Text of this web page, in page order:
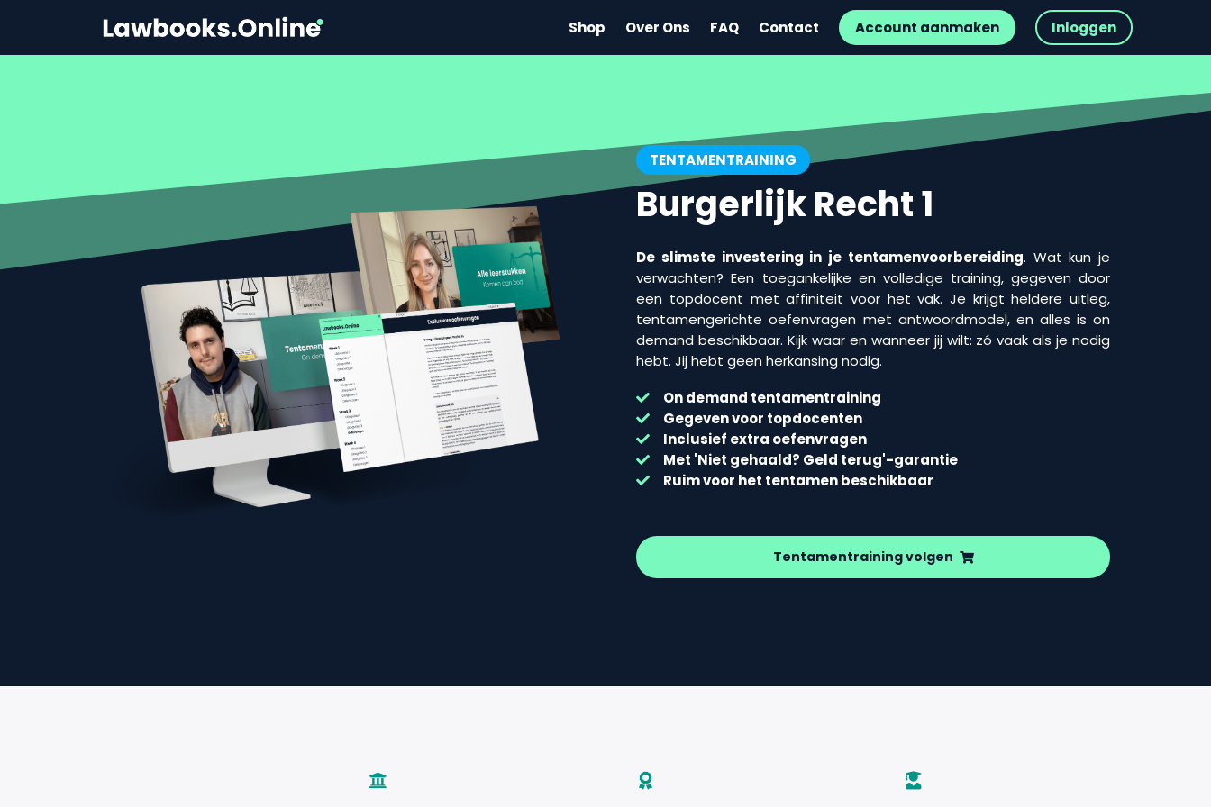
Shop Over Ons FAQ Contact Account aanmaken Inloggen
TENTAMENTRAINING
Burgerlijk Recht 1
De slimste investering in je tentamenvoorbereiding. Wat kun je
verwachten? Een toegankelijke en volledige training, gegeven door
een topdocent met affiniteit voor het vak. Je krijgt heldere uitleg,
tentamengerichte oefenvragen met antwoordmodel, en alles is on
demand beschikbaar. Kijk waar en wanneer jij wilt: zó vaak als je nodig
hebt. Jij hebt geen herkansing nodig.
On demand tentamentraining
Gegeven voor topdocenten
Inclusief extra oefenvragen
Met 'Niet gehaald? Geld terug'-garantie
Ruim voor het tentamen beschikbaar
Tentamentraining volgen